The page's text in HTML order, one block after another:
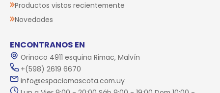
Productos vistos recientemente
Novedades
ENCONTRANOS EN
Orinoco 4911 esquina Rimac, Malvín
+(598) 2619 6670
info@espaciomascota.com.uy